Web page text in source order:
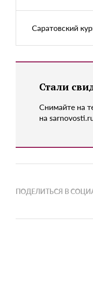
Саратовский
Стали
Снимайте на
на
ПОДЕЛИТЬСЯ В